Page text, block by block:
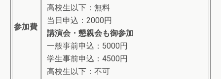
参加費
高校生以下：無料
当日申込：2000円
講演会・懇親会も御参加
一般事前申込：5000円
学生事前申込：4500円
高校生以下：不可